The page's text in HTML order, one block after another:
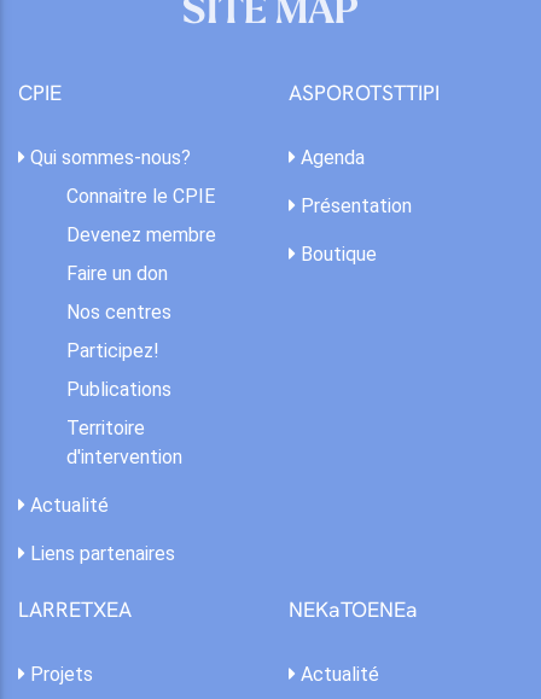
CPIE
Qui sommes-nous?
Connaitre le CPIE
Devenez membre
Faire un don
Nos centres
Participez!
Publications
Territoire
d'intervention
Actualité
Liens partenaires
ASPOROTSTTIPI
Agenda
Présentation
Boutique
LARRETXEA
Projets
NEKaTOENEa
Actualité